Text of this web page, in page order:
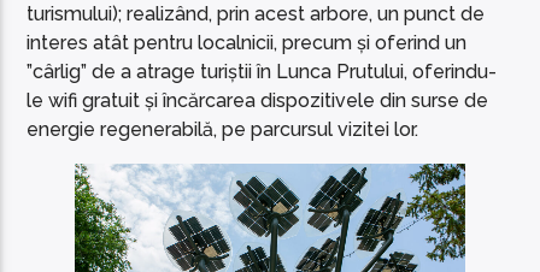
turismului); realizând, prin acest arbore, un punct de
interes atât pentru localnicii, precum și oferind un
”cârlig” de a atrage turiștii în Lunca Prutului, oferindu-
le wifi gratuit și încărcarea dispozitivele din surse de
energie regenerabilă, pe parcursul vizitei lor.